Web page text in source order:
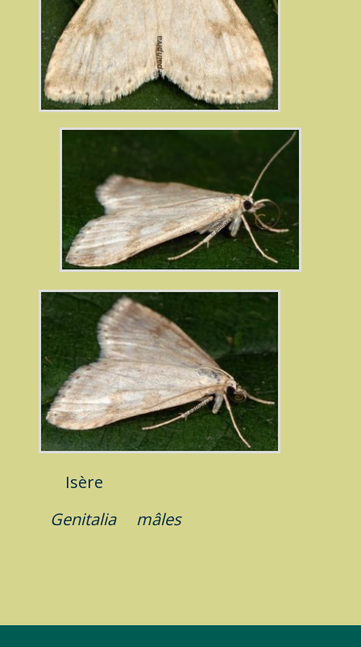
Isère
Genitalia mâles